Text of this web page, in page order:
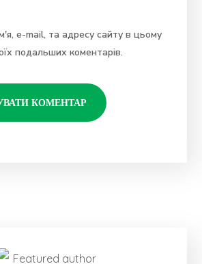
e-mail, та адресу сайту в цьому
подальших коментарів.